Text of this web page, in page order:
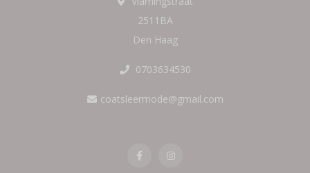
2511BA
Den Haag
0703634530
coatsleermode@gmail.com